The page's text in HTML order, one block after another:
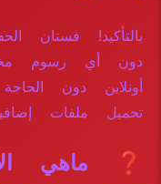
بالتأكيد! فستان
دون أي رسوم
أونلاين دون
تحميل ملفات
❓ ماهي